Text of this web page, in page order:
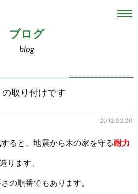
ブログ
blog
取り付けです
2012.02.20
ると、地震から木の家を守る耐力
ります。
の順番でもあります。